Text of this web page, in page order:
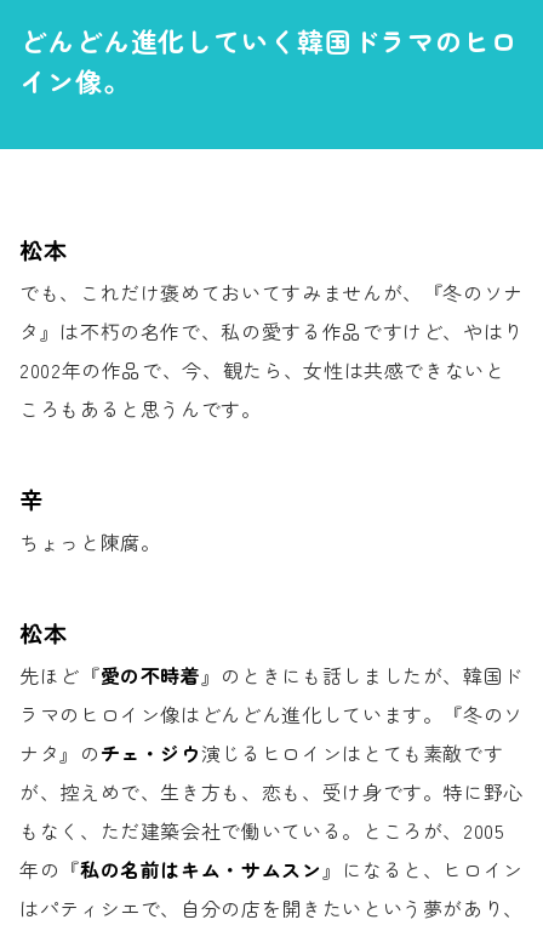
どんどん進化していく 韓国ドラマのヒロ
イン像。
松本
でも、これだけ褒めておいてすみませんが、
『冬のソナ
タ』は不朽の名作で、私の愛する作品ですけど、 やはり
2002年の作品で、今、観たら、女性は共感できないと
ころもあると思うんです。
辛
ちょっと陳腐。
松本
先ほど『愛の不時着』のときにも話しましたが、韓国ド
ラマのヒロイン像はどんどん進化しています。
『冬のソ
ナタ』のチェ・ジウ演じるヒロインは とても素敵です
が、 控えめで、生き方も、恋も、受け身です。特に野心
もなく、ただ建築会社で働いている。
ところが、2005
年の 『私の名前はキム・サムスン』になると、
ヒロイン
はパティシエで、
自分の店を開きたいという夢があり、